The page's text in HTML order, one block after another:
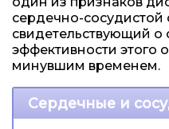
сердечно-сосудистой
свидетельствующий
эффективности этого
минувшим временем.
Сердечные и